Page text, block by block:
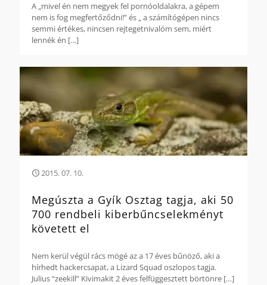
A „mivel én nem megyek fel pornóoldalakra, a gépem
nem is fog megfertőződni!” és „ a számítógépen nincs
semmi értékes, nincsen rejtegetnivalóm sem, miért
lennék én […]
2015. 07. 10.
Megúszta a Gyík Osztag tagja, aki 50
700 rendbeli kiberbűncselekményt
követett el
Nem kerül végül rács mögé az a 17 éves bűnöző, aki a
hírhedt hackercsapat, a Lizard Squad oszlopos tagja.
Julius “zeekill” Kivimakit 2 éves felfüggesztett börtönre […]